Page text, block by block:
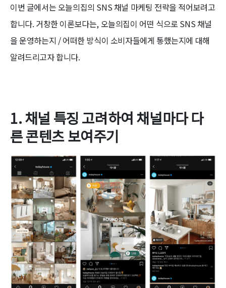
이번 글에서는 오늘의집의 SNS 채널 마케팅 전략을 적어보려고
합니다. 거창한 이론보다는, 오늘의집이 어떤 식으로 SNS 채널
을 운영하는지 / 어떠한 방식이 소비자들에게 통했는지에 대해
알려드리고자 합니다.
1. 채널 특징 고려하여 채널마다 다
른 콘텐츠 보여주기